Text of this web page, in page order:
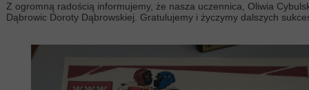
Z ogromną radością informujemy, że nasza uczennica, Oliwia
Dąbrowic Doroty Dąbrowskiej. Gratulujemy i życzymy dalszych